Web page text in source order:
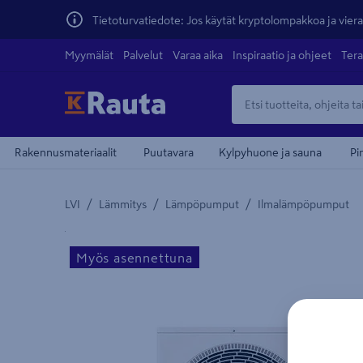
Tietoturvatiedote: Jos käytät kryptolompakkoa ja
Myymälät Palvelut Varaa aika Inspiraatio ja ohjeet
Rakennusmateriaalit Puutavara Kylpyhuone ja sauna
LVI / Lämmitys / Lämpöpumput / Ilmalämpöpumput
Yksityiskohtainen kuvaus löytyy Tuotteen kuvaus -
Myös asennettuna